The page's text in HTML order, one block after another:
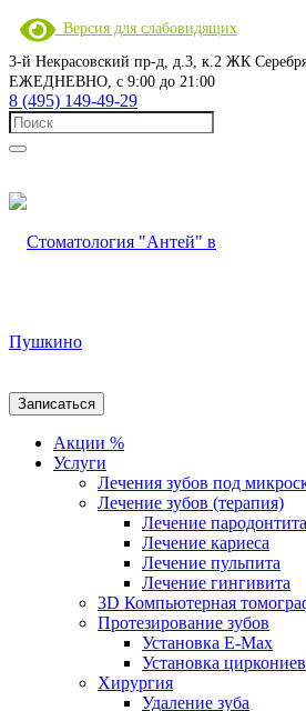
Версия для слабовидящих
3-й Некрасовский пр-д, д.3, к.2 ЖК
ЕЖЕДНЕВНО, с 9:00 до 21:00
8 (495) 149-49-29
Записаться
Акции %
Услуги
Лечения зубов под
Лечение зубов (терапия)
Лечение пародонтита
Лечение кариеса
Лечение пульпита
Лечение гингивита
3D Компьютерная
Протезирование зубов
Установка E-Max
Установка
Хирургия
Удаление зуба